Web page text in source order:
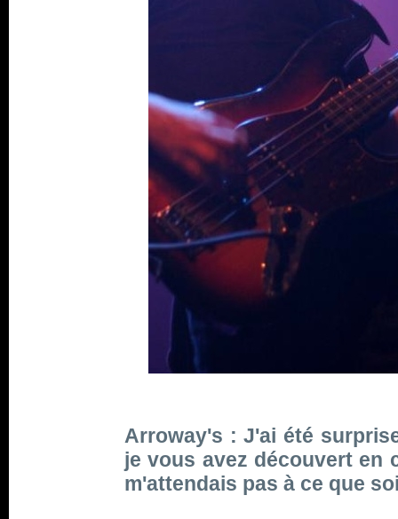
Arroway's : J'ai été
je vous avez découvert
m'attendais pas à ce que